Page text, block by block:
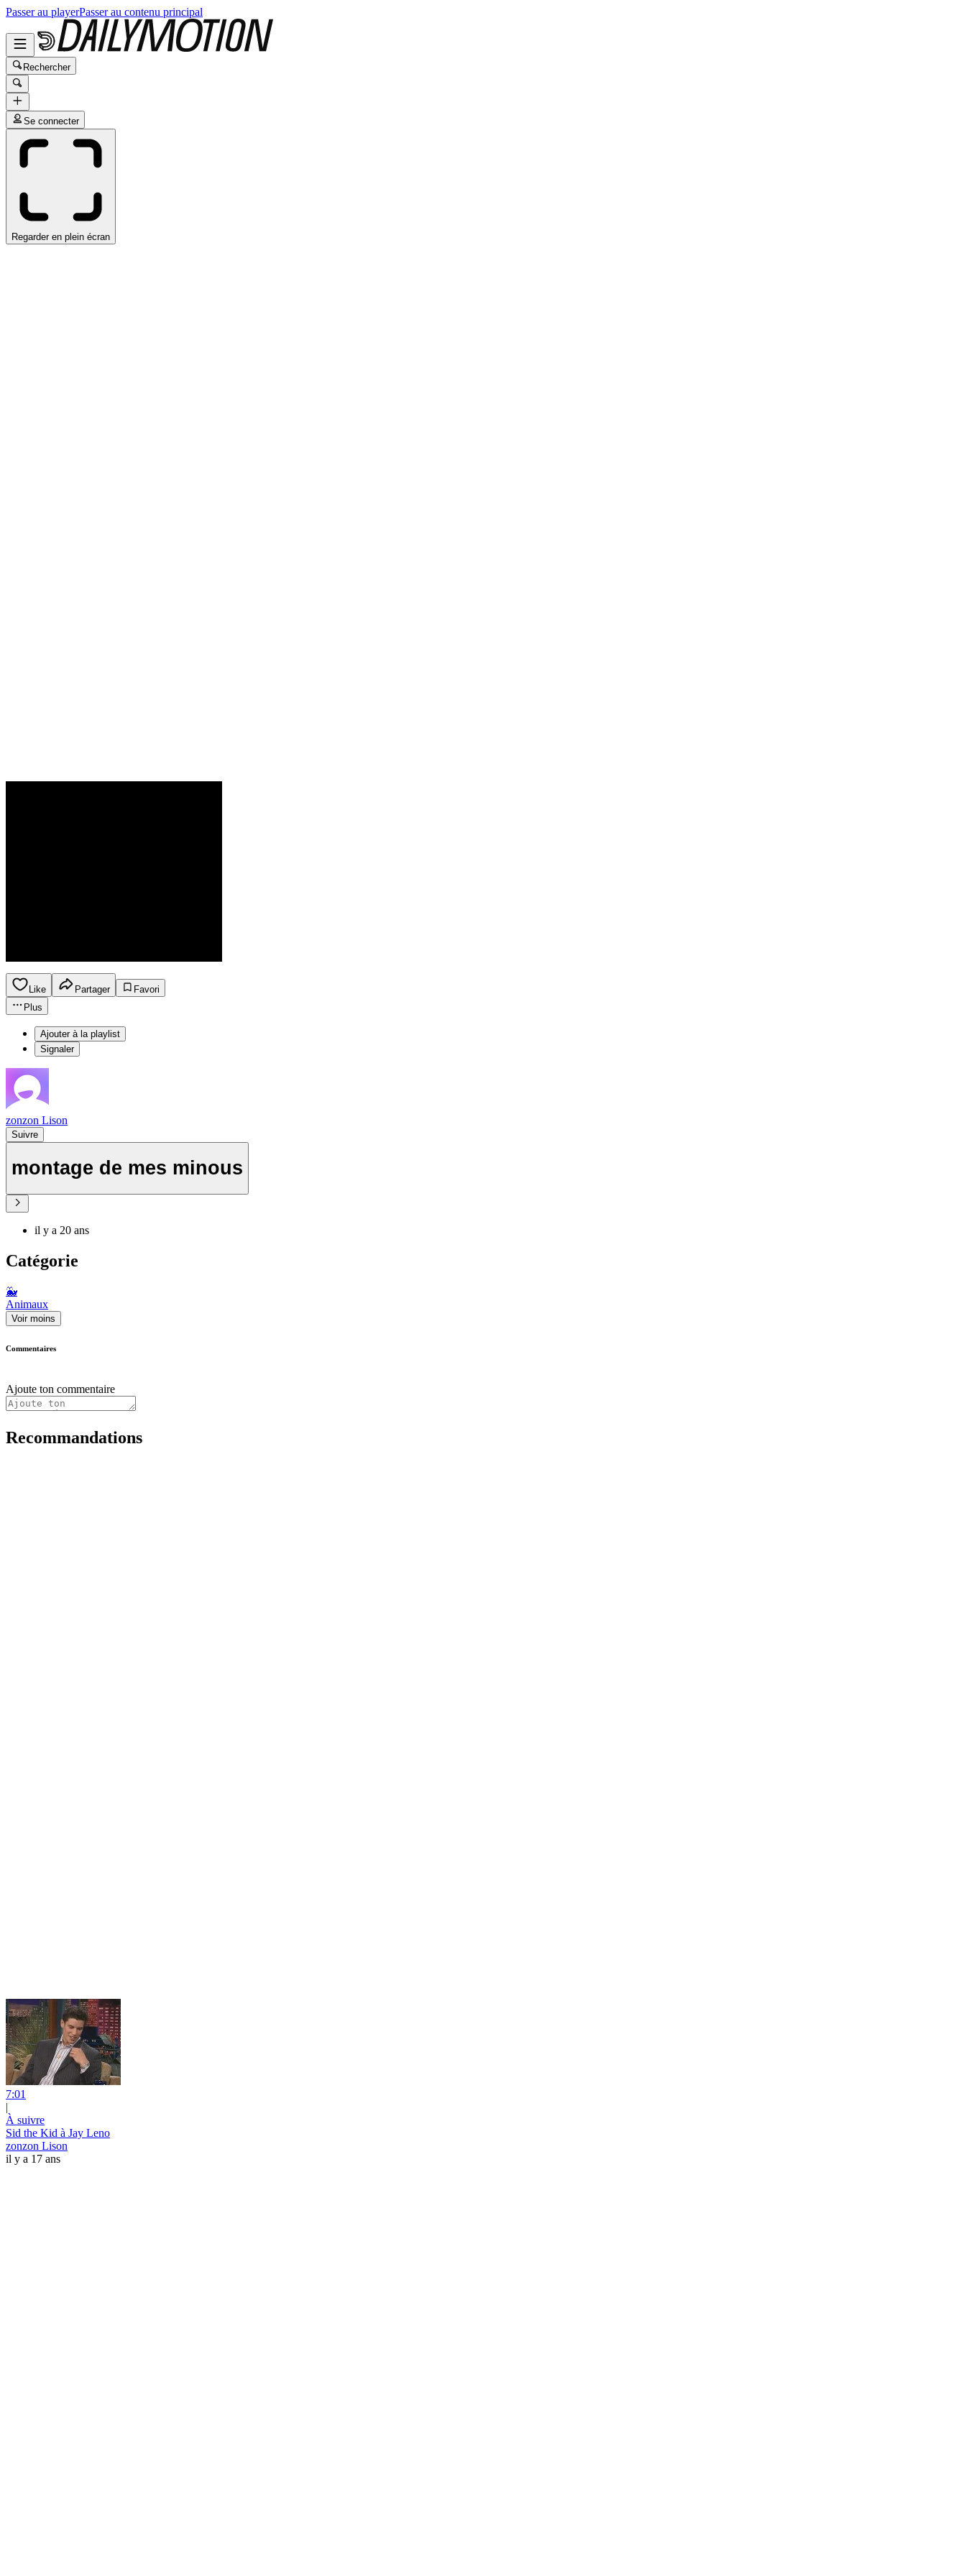
Passer au playerPasser au contenu principal
Rechercher
Se connecter
Regarder en plein écran
Like Partager
Favori
Plus
Ajouter à la playlist
Signaler
zonzon Lison
Suivre
montage de mes minous
il y a 20 ans
Catégorie
🐳
Animaux
Voir moins
Commentaires
Ajoute ton commentaire
Recommandations
7:01
|
À suivre
Sid the Kid à Jay Leno
zonzon Lison
il y a 17 ans